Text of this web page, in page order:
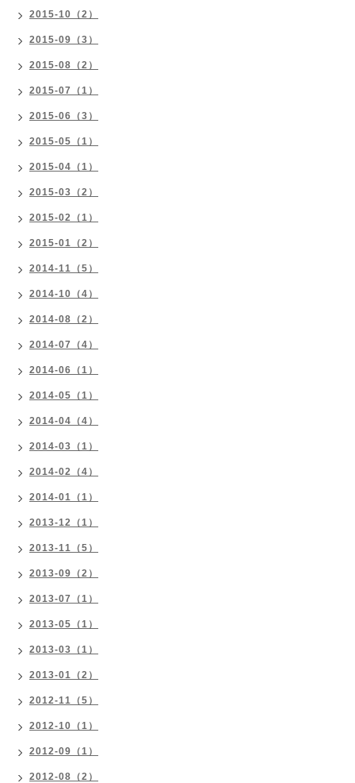
2015-10（2）
2015-09（3）
2015-08（2）
2015-07（1）
2015-06（3）
2015-05（1）
2015-04（1）
2015-03（2）
2015-02（1）
2015-01（2）
2014-11（5）
2014-10（4）
2014-08（2）
2014-07（4）
2014-06（1）
2014-05（1）
2014-04（4）
2014-03（1）
2014-02（4）
2014-01（1）
2013-12（1）
2013-11（5）
2013-09（2）
2013-07（1）
2013-05（1）
2013-03（1）
2013-01（2）
2012-11（5）
2012-10（1）
2012-09（1）
2012-08（2）